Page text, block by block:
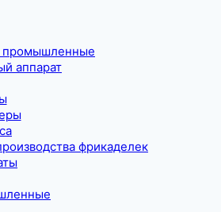
промышленные
аппарат
фрикаделек